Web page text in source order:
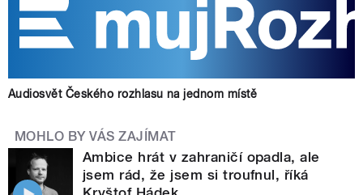
Audiosvět Českého rozhlasu na jednom místě
MOHLO BY VÁS ZAJÍMAT
Ambice hrát v zahraničí opadla, ale
jsem rád, že jsem si troufnul, říká